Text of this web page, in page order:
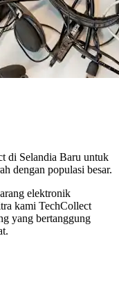
di Selandia Baru untuk
dengan populasi besar.
elektronik
kami TechCollect
yang bertanggung